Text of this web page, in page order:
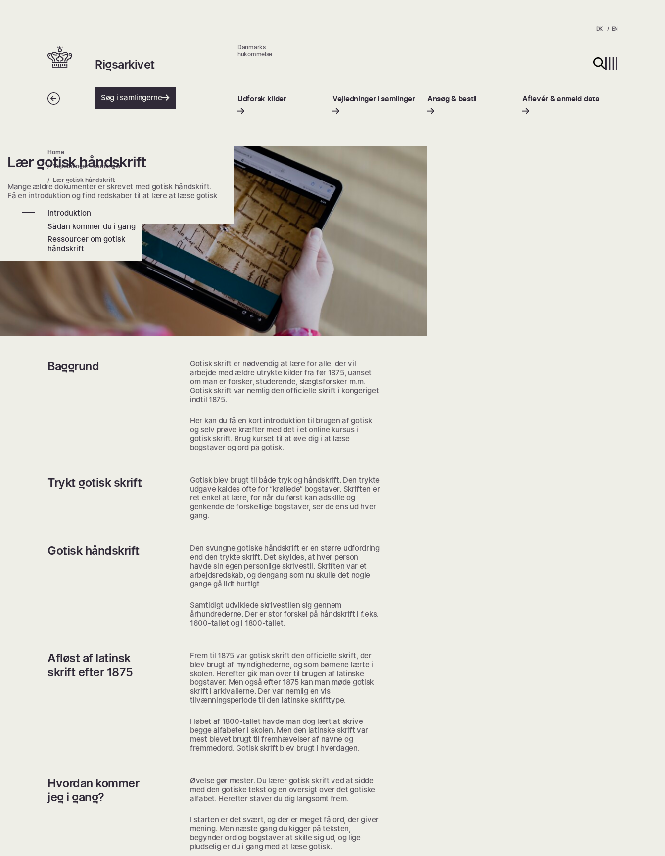
DK EN
Hjem | Home
Rigsarkivet
Danmarks
hukommelse
Søg på hjemmesiden
Tilbage Søg i samlingerne Udforsk kilder Vejledninger i samlinger Ansøg & bestil Aflevér & anmeld data
Home
Vejledninger i samlinger
Lær gotisk håndskrift
Introduktion
Sådan kommer du i gang
Ressourcer om gotisk
håndskrift
Lær gotisk håndskrift
Lær gotisk håndskrift
Mange ældre dokumenter er skrevet med gotisk håndskrift.
Få en introduktion og find redskaber til at lære at læse gotisk
Baggrund
Gotisk skrift er nødvendig at lære for alle, der vil
arbejde med ældre utrykte kilder fra før 1875, uanset
om man er forsker, studerende, slægtsforsker m.m.
Gotisk skrift var nemlig den officielle skrift i kongeriget
indtil 1875.
Her kan du få en kort introduktion til brugen af gotisk
og selv prøve kræfter med det i et online kursus i
gotisk skrift. Brug kurset til at øve dig i at læse
bogstaver og ord på gotisk.
Trykt gotisk skrift
Gotisk blev brugt til både tryk og håndskrift. Den trykte
udgave kaldes ofte for “krøllede” bogstaver. Skriften er
ret enkel at lære, for når du først kan adskille og
genkende de forskellige bogstaver, ser de ens ud hver
gang.
Gotisk håndskrift
Den svungne gotiske håndskrift er en større udfordring
end den trykte skrift. Det skyldes, at hver person
havde sin egen personlige skrivestil. Skriften var et
arbejdsredskab, og dengang som nu skulle det nogle
gange gå lidt hurtigt.
Samtidigt udviklede skrivestilen sig gennem
århundrederne. Der er stor forskel på håndskrift i f.eks.
1600-tallet og i 1800-tallet.
Afløst af latinsk
skrift efter 1875
Frem til 1875 var gotisk skrift den officielle skrift, der
blev brugt af myndighederne, og som børnene lærte i
skolen. Herefter gik man over til brugen af latinske
bogstaver. Men også efter 1875 kan man møde gotisk
skrift i arkivalierne. Der var nemlig en vis
tilvænningsperiode til den latinske skrifttype.
I løbet af 1800-tallet havde man dog lært at skrive
begge alfabeter i skolen. Men den latinske skrift var
mest blevet brugt til fremhævelser af navne og
fremmedord. Gotisk skrift blev brugt i hverdagen.
Hvordan kommer
jeg i gang?
Øvelse gør mester. Du lærer gotisk skrift ved at sidde
med den gotiske tekst og en oversigt over det gotiske
alfabet. Herefter staver du dig langsomt frem.
I starten er det svært, og der er meget få ord, der giver
mening. Men næste gang du kigger på teksten,
begynder ord og bogstaver at skille sig ud, og lige
pludselig er du i gang med at læse gotisk.